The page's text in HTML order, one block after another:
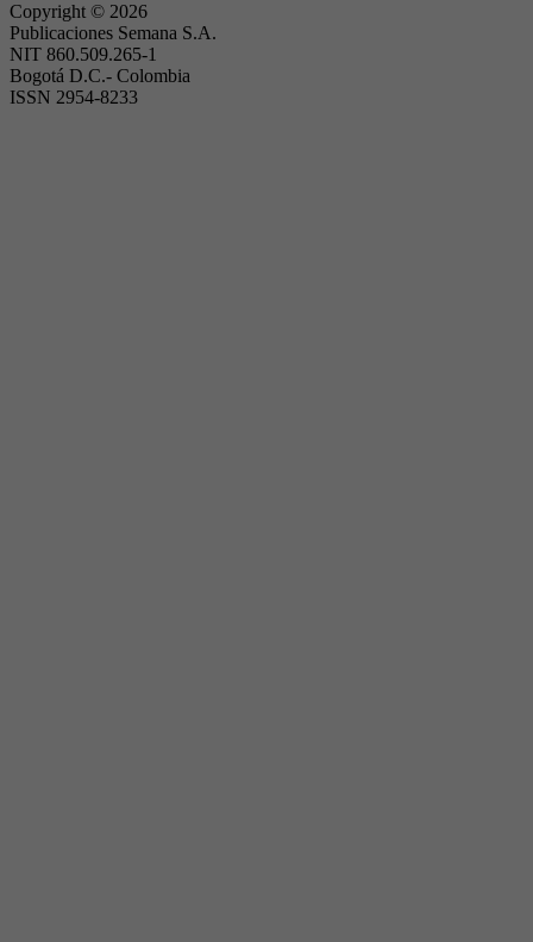
Copyright © 2026
Publicaciones Semana S.A.
NIT 860.509.265-1
Bogotá D.C.- Colombia
ISSN 2954-8233